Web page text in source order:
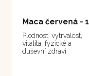
Plodnost, vytrvalost,
vitalita, fyzické a
duševní zdraví